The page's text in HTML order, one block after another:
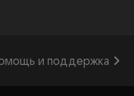
и поддержка